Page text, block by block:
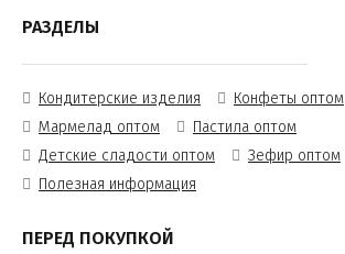
РАЗДЕЛЫ
Кондитерские изделия
Конфеты оптом
Мармелад оптом
Пастила оптом
Детские сладости оптом
Зефир оптом
Полезная информация
ПЕРЕД ПОКУПКОЙ